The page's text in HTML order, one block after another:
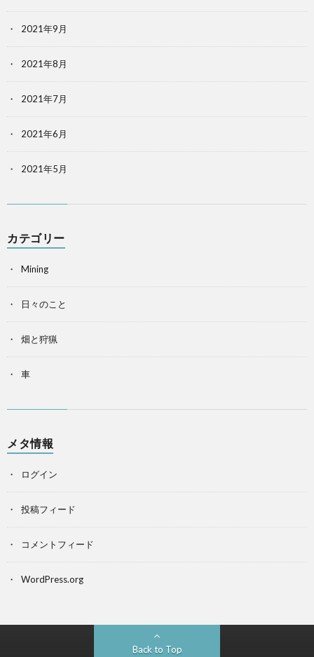
2021年9月
2021年8月
2021年7月
2021年6月
2021年5月
カテゴリー
Mining
日々のこと
畑と狩猟
車
メタ情報
ログイン
投稿フィード
コメントフィード
WordPress.org
Back to Top